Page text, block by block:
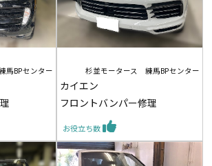
馬BPセンター 杉並モータース 練馬BPセンター
カイエン
フロントバンパー修理
お役立ち数